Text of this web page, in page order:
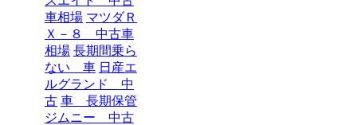
車相場 マツダＲ
Ｘ－８ 中古車
相場 長期間乗ら
ない 車 日産エ
ルグランド 中
古 車 長期保管
ジムニー 中古